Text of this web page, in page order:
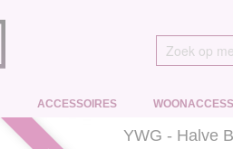
ACCESSOIRES
YWG - Halve